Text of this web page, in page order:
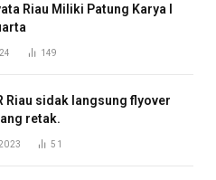
Riau Miliki Patung Karya I
149
Riau sidak langsung flyover
retak.
51